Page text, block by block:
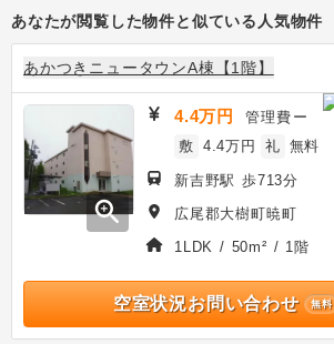
あなたが閲覧した物件と似ている人気物件
あかつきニュータウンA棟【1階】
zoom_in
4.4万円 管理費 ー
敷 4.4万円 礼 無料
新吉野駅 歩713分
広尾郡大樹町暁町
1LDK / 50m² / 1階
空室状況お問い合わせ 無料